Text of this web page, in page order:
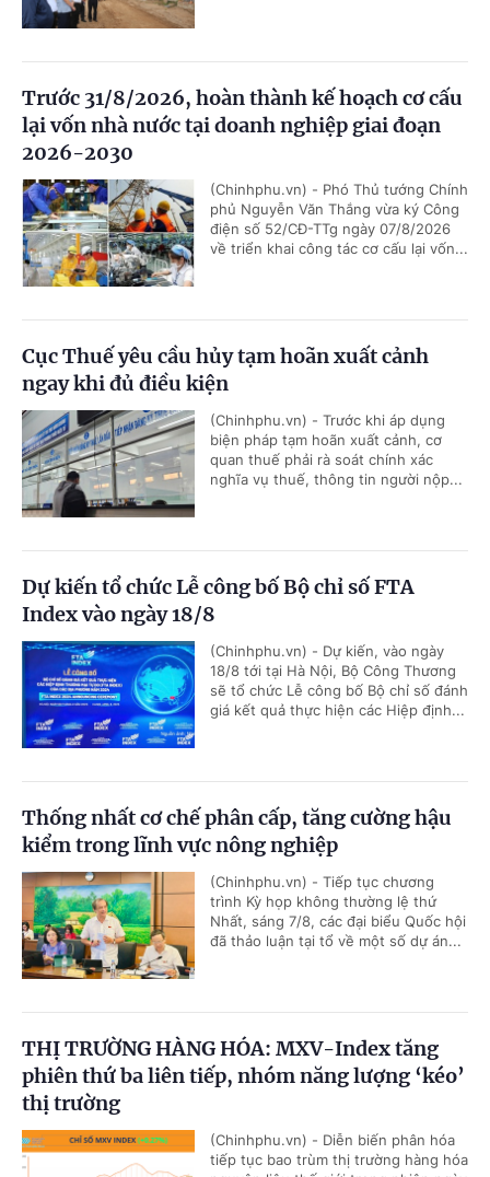
Trước 31/8/2026, hoàn thành kế hoạch cơ cấu
lại vốn nhà nước tại doanh nghiệp giai đoạn
2026-2030
(Chinhphu.vn) - Phó Thủ tướng Chính
phủ Nguyễn Văn Thắng vừa ký Công
điện số 52/CĐ-TTg ngày 07/8/2026
về triển khai công tác cơ cấu lại vốn...
Cục Thuế yêu cầu hủy tạm hoãn xuất cảnh
ngay khi đủ điều kiện
(Chinhphu.vn) - Trước khi áp dụng
biện pháp tạm hoãn xuất cảnh, cơ
quan thuế phải rà soát chính xác
nghĩa vụ thuế, thông tin người nộp...
Dự kiến tổ chức Lễ công bố Bộ chỉ số FTA
Index vào ngày 18/8
(Chinhphu.vn) - Dự kiến, vào ngày
18/8 tới tại Hà Nội, Bộ Công Thương
sẽ tổ chức Lễ công bố Bộ chỉ số đánh
giá kết quả thực hiện các Hiệp định...
Thống nhất cơ chế phân cấp, tăng cường hậu
kiểm trong lĩnh vực nông nghiệp
(Chinhphu.vn) - Tiếp tục chương
trình Kỳ họp không thường lệ thứ
Nhất, sáng 7/8, các đại biểu Quốc hội
đã thảo luận tại tổ về một số dự án...
THỊ TRƯỜNG HÀNG HÓA: MXV-Index tăng
phiên thứ ba liên tiếp, nhóm năng lượng ‘kéo’
thị trường
(Chinhphu.vn) - Diễn biến phân hóa
tiếp tục bao trùm thị trường hàng hóa